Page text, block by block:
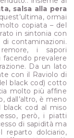
salsa alla pera
ormai
copiata – del
in sintonia con
contaminazioni.
i sapori
prevalere
Da un lato
con il Raviolo di
black cod) cotto
molto più affine
dall’altro, è meno
black cod al miso
però, i piatti
di sapidità ma
dolciario,